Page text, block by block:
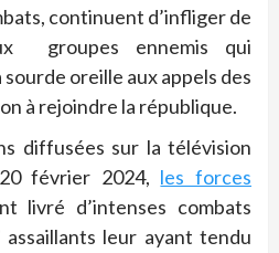
continuent d’infliger de
groupes ennemis qui
oreille aux appels des
à rejoindre la république.
diffusées sur la télévision
février 2024, les forces
livré d’intenses combats
leur ayant tendu